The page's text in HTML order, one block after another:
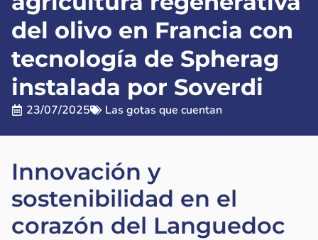
del olivo en Francia con
tecnología de Spherag
instalada por Soverdi
23/07/2025 Las gotas que cuentan
Innovación y
sostenibilidad en el
corazón del Languedoc